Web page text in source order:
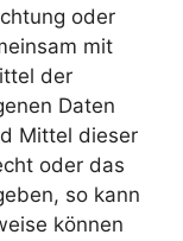
oder
mit
der
Daten
Mittel dieser
oder das
so kann
können